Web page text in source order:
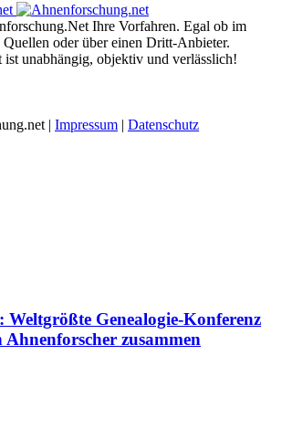
Ihre Vorfahren. Egal ob im
oder über einen Dritt-Anbieter.
unabhängig, objektiv und verlässlich!
| Impressum | Datenschutz
Weltgrößte Genealogie-Konferenz
zusammen